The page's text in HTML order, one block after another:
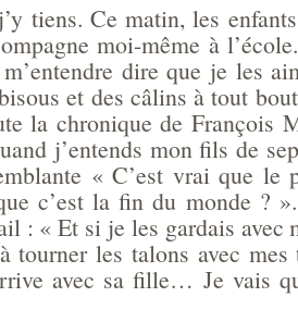
tiens. Ce matin, les
moi-même à
dire que je les
et des câlins à tout
la chronique de François
j’entends mon fils de
« C’est vrai que le
c’est la fin du monde ?
: « Et si je les gardais avec
tourner les talons avec
avec sa fille… Je vais